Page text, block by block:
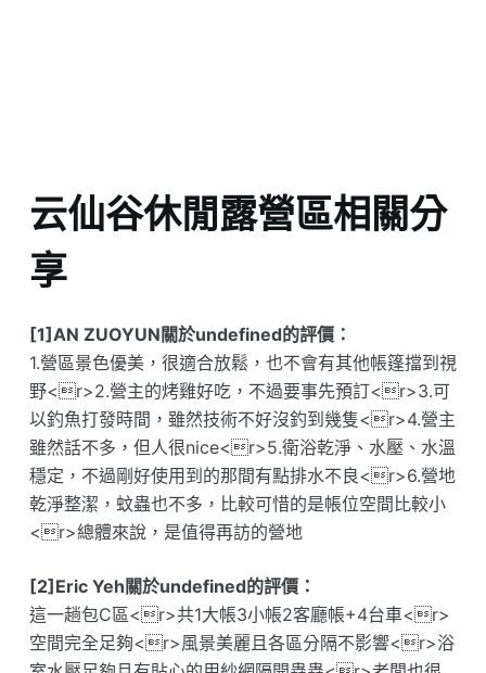
云仙谷休閒露營區相關分
享
[1]AN ZUOYUN關於undefined的評價：
1.營區景色優美，很適合放鬆，也不會有其他帳篷擋到視
野<r>2.營主的烤雞好吃，不過要事先預訂<r>3.可
以釣魚打發時間，雖然技術不好沒釣到幾隻<r>4.營主
雖然話不多，但人很nice<r>5.衛浴乾淨、水壓、水溫
穩定，不過剛好使用到的那間有點排水不良<r>6.營地
乾淨整潔，蚊蟲也不多，比較可惜的是帳位空間比較小
<r>總體來說，是值得再訪的營地
[2]Eric Yeh關於undefined的評價：
這一趟包C區<r>共1大帳3小帳2客廳帳+4台車<r>
空間完全足夠<r>風景美麗且各區分隔不影響<r>浴